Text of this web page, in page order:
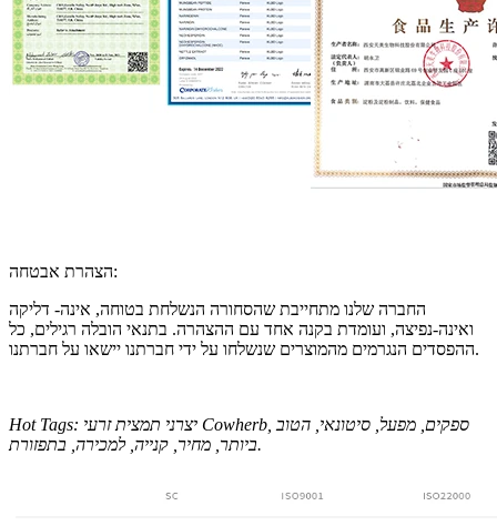
הצהרת אבטחה:
החברה שלנו מתחייבת שהסחורה הנשלחת בטוחה, אינה- דליקה
ואינה-נפיצה, ועומדת בקנה אחד עם ההצהרה. בתנאי הובלה רגילים, כל
ההפסדים הנגרמים מהמוצרים שנשלחו על ידי חברתנו יישאו על חברתנו.
Hot Tags: יצרני תמצית זרעי Cowherb, ספקים, מפעל, סיטונאי, הטוב
ביותר, מחיר, קנייה, למכירה, בתפזורת.